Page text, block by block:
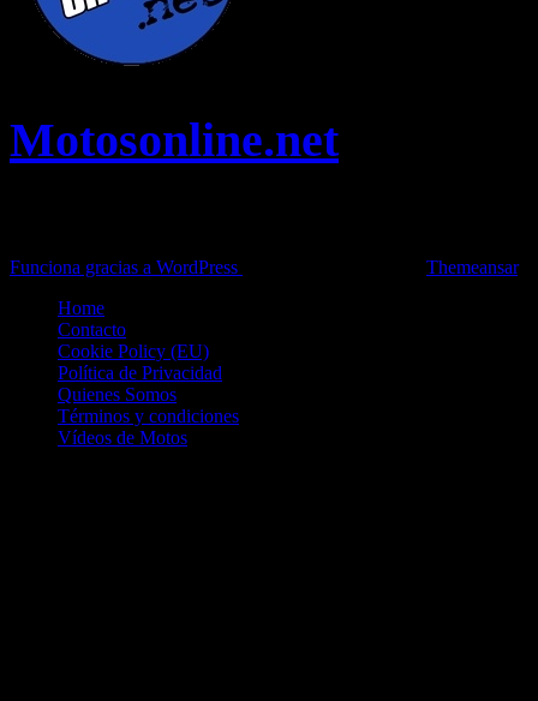
Motosonline.net
Funciona gracias a WordPress
Themeansar.
Home
Contacto
Cookie Policy (EU)
Política de Privacidad
Quienes Somos
Términos y condiciones
Vídeos de Motos